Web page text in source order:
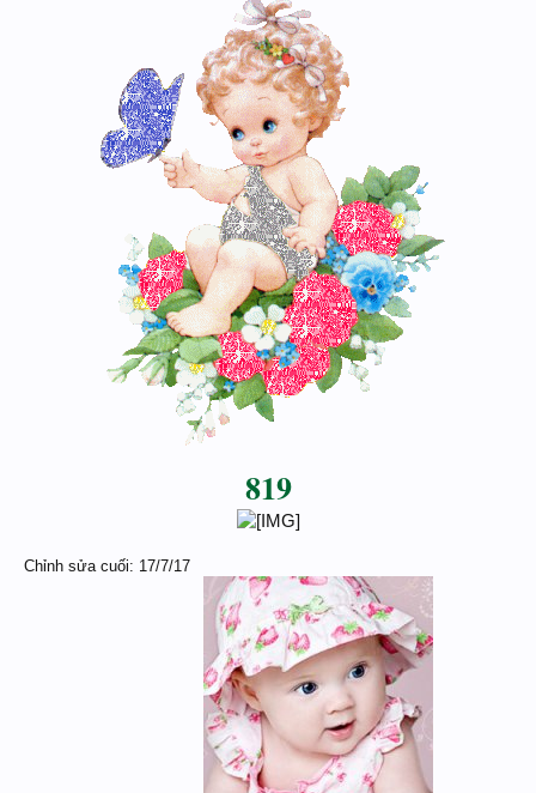
819
Chỉnh sửa cuối: 17/7/17